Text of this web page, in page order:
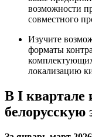
возможности
совместного
Изучите
форматы
локализацию
В I квартале
белорусскую